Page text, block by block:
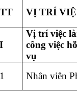
TT VỊ TRÍ
I
Vị trí việc
công việc
vụ
1
Nhân viên